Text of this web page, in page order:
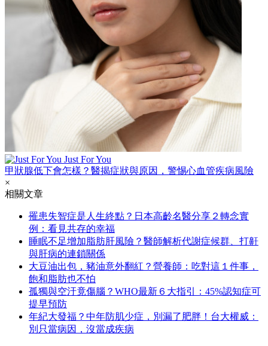
Just For You
甲狀腺低下會怎樣？醫揭症狀與原因，警惕心血管疾病風險
×
相關文章
罹患失智症是人生終點？日本高齡名醫分享２轉念實
例：看見共存的幸福
睡眠不足增加脂肪肝風險？醫師解析代謝症候群、打鼾
與肝病的連鎖關係
大豆油出包，豬油意外翻紅？營養師：吃對這１件事，
飽和脂肪也不怕
孤獨與空汙竟傷腦？WHO最新６大指引：45%認知症可
提早預防
年紀大發福？中年防肌少症，別漏了肥胖！台大權威：
別只當病因，沒當成疾病